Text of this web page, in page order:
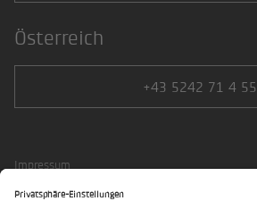
Österreich
+43 5242 71 4 55
Impressum
Datenschutzerklärung